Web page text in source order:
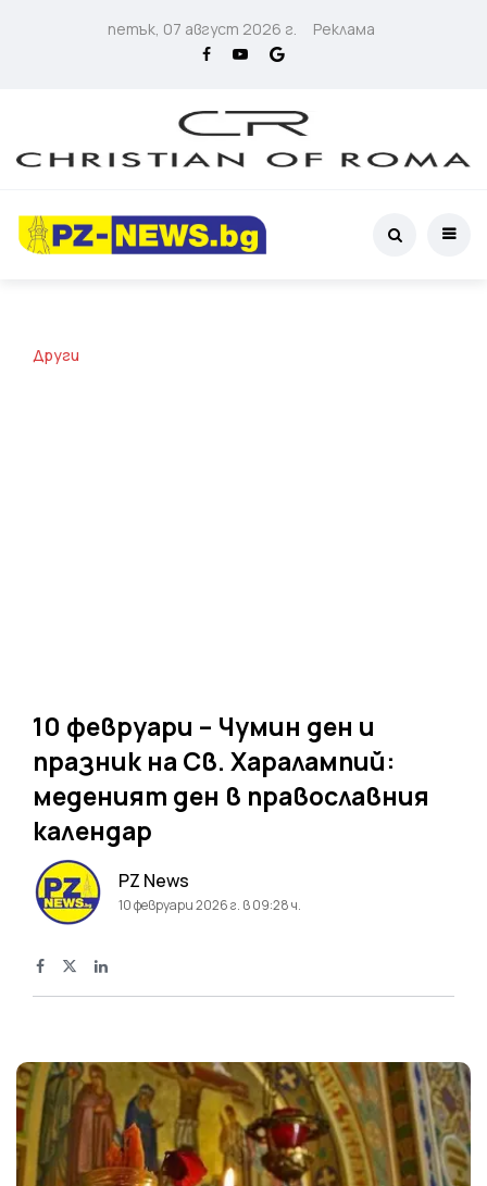
петък, 07 август 2026 г. Реклама
Други
10 февруари – Чумин ден и
празник на Св. Харалампий:
меденият ден в православния
календар
PZ News
10 февруари 2026 г. в 09:28 ч.